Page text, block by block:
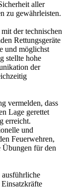
aller
zu gewährleisten.
der technischen
Rettungsgeräte
und möglichst
stellte hohe
der
vermelden, dass
Lage gerettet
erreicht.
und
Feuerwehren,
Übungen für den